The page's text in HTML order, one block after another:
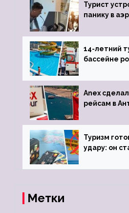
Турист
панику в
задержке
14-летний
бассейне
Anex
рейсам в
Туризм
удару: он
Метки